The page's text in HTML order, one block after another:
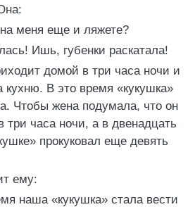
меня еще и ляжете?
Ишь, губенки раскатала!
домой в три часа ночи и
кухню. В это время «кукушка»
Чтобы жена подумала, что он
три часа ночи, а в двенадцать
прокуковал еще девять
ему:
наша «кукушка» стала вести